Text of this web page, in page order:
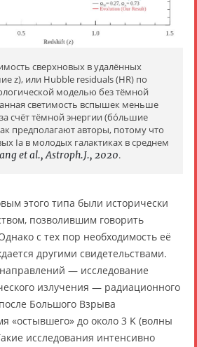
сверхновых в удалённых
z), или Hubble residuals (HR) по
моделью без тёмной
светимость вспышек меньше
счёт тёмной энергии (бóльшие
предполагают авторы, потому что
Ia в молодых галактиках в среднем
et al., Astroph.J., 2020.
этого типа были исторически
позволившим говорить
с тех пор необходимость её
другими свидетельствами.
— исследование
излучения — радиационного
Большого Взрыва
«остывшего» до около 3 K (волны
исследования интенсивно